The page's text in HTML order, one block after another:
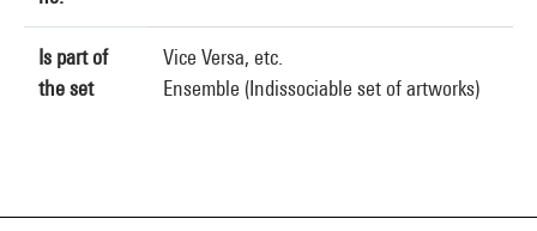
Is part of
the set
Vice Versa, etc.
Ensemble (Indissociable set of artworks)